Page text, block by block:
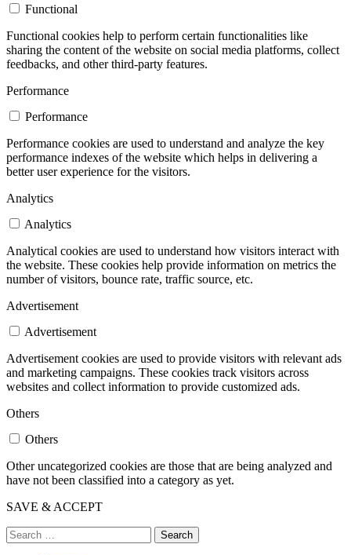
Functional
Functional cookies help to perform certain functionalities like
sharing the content of the website on social media platforms, collect
feedbacks, and other third-party features.
Performance
Performance
Performance cookies are used to understand and analyze the key
performance indexes of the website which helps in delivering a
better user experience for the visitors.
Analytics
Analytics
Analytical cookies are used to understand how visitors interact with
the website. These cookies help provide information on metrics the
number of visitors, bounce rate, traffic source, etc.
Advertisement
Advertisement
Advertisement cookies are used to provide visitors with relevant ads
and marketing campaigns. These cookies track visitors across
websites and collect information to provide customized ads.
Others
Others
Other uncategorized cookies are those that are being analyzed and
have not been classified into a category as yet.
SAVE & ACCEPT
Search